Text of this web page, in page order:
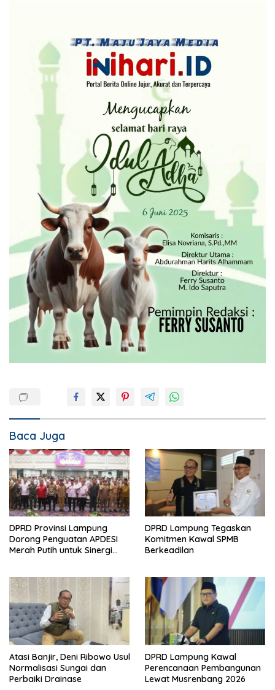
Baca Juga
DPRD Provinsi Lampung
Dorong Penguatan APDESI
Merah Putih untuk Sinergi
DPRD Lampung Tegaskan
Komitmen Kawal SPMB
Berkeadilan
Atasi Banjir, Deni Ribowo Usul
Normalisasi Sungai dan
Perbaiki Drainase
DPRD Lampung Kawal
Perencanaan Pembangunan
Lewat Musrenbang 2026